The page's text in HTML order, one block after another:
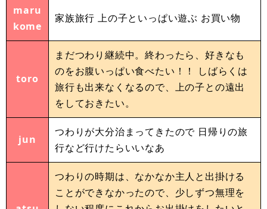
maru
kome
家族旅行 上の子といっぱい遊ぶ お買い物
toro
まだつわり継続中。終わったら、好きなも
のをお腹いっぱい食べたい！！ しばらくは
旅行も出来なくなるので、上の子との遠出
をしておきたい。
jun
つわりが大分治まってきたので 日帰りの旅
行など行けたらいいなあ
つわりの時期は、なかなか主人と出掛ける
ことができなかったので、少しずつ無理を